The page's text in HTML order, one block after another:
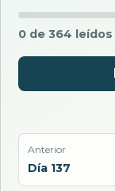
0 de 364 leídos
Anterior
Día 137